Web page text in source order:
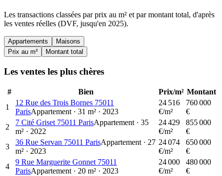
Les transactions classées par prix au m² et par montant total, d'après
les ventes réelles (DVF, jusqu'en 2025).
Appartements
Maisons
Prix au m²
Montant total
Les ventes les plus chères
# Bien Prix/m² Montant
1
12 Rue des Trois Bornes 75011
ParisAppartement · 31 m² · 2023
24 516
€/m²
760 000
€
2
7 Cité Griset 75011 ParisAppartement · 35
m² · 2022
24 429
€/m²
855 000
€
3
36 Rue Servan 75011 ParisAppartement · 27
m² · 2023
24 074
€/m²
650 000
€
4
9 Rue Marguerite Gonnet 75011
ParisAppartement · 20 m² · 2023
24 000
€/m²
480 000
€